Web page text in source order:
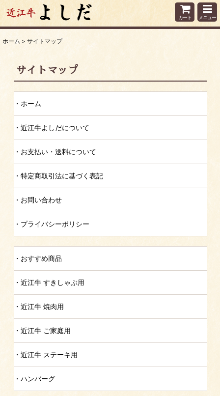
カート メニュー
ホーム > サイトマップ
サイトマップ
ホーム
近江牛よしだについて
お支払い・送料について
特定商取引法に基づく表記
お問い合わせ
プライバシーポリシー
おすすめ商品
近江牛 すきしゃぶ用
近江牛 焼肉用
近江牛 ご家庭用
近江牛 ステーキ用
ハンバーグ